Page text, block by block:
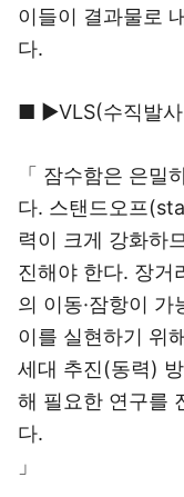
이들이 결과물로
다.
■ ▶VLS(수직발
「 잠수함은 은밀
다. 스탠드오프
력이 크게 강화하
진해야 한다. 장거
의 이동·잠항이
이를 실현하기 위
세대 추진(동력)
해 필요한 연구를
다.
」